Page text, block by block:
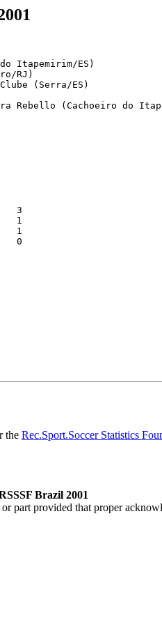
do Itapemirim/ES)
RJ)
(Serra/ES)
Rebello (Cachoeiro do
3
1
1
0
the Rec.Sport.Soccer Statistics
Brazil 2001
part provided that proper